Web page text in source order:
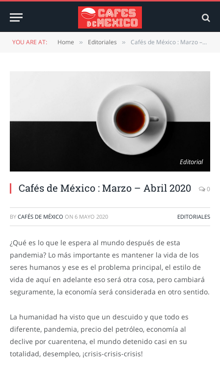
YOU ARE AT: Home » Editoriales » Cafés de México : Marzo – Abril 2020
Editorial
Cafés de México : Marzo – Abril 2020 0
BY CAFÉS DE MÉXICO ON 6 MAYO 2020 EDITORIALES
¿Qué es lo que le espera al mundo después de esta
pandemia? Lo más importante es mantener la vida de los
seres humanos y ese es el problema principal, el estilo de
vida de aquí en adelante eso será otra cosa, pero cambiará
seguramente, la economía será considerada en otro sentido.
La humanidad ha visto que un descuido y que todo es
diferente, pandemia, precio del petróleo, economía al
declive por cuarentena, el mundo detenido casi en su
totalidad, desempleo, ¡crisis-crisis-crisis!